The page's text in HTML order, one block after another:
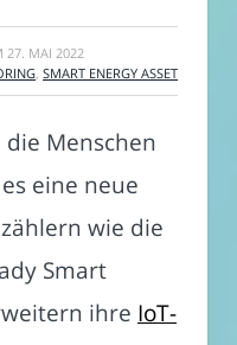
27. MAI 2022
SMART ENERGY ASSET
Menschen
eine neue
wie die
Smart
ihre IoT-